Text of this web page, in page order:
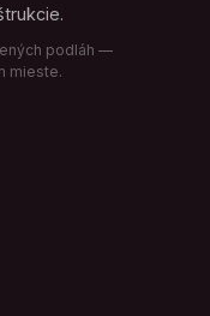
podláh —
mieste.